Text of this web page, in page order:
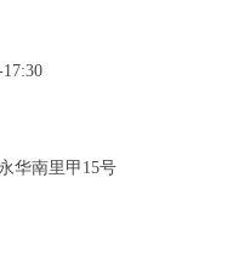
华南里甲15号